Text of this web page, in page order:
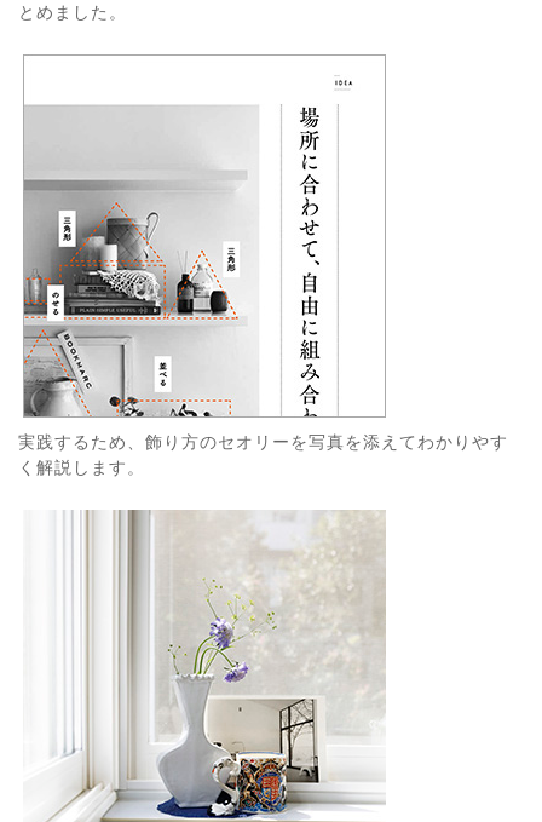
とめました。
実践するため、飾り方のセオリーを写真を添えてわかりやす
く解説します。